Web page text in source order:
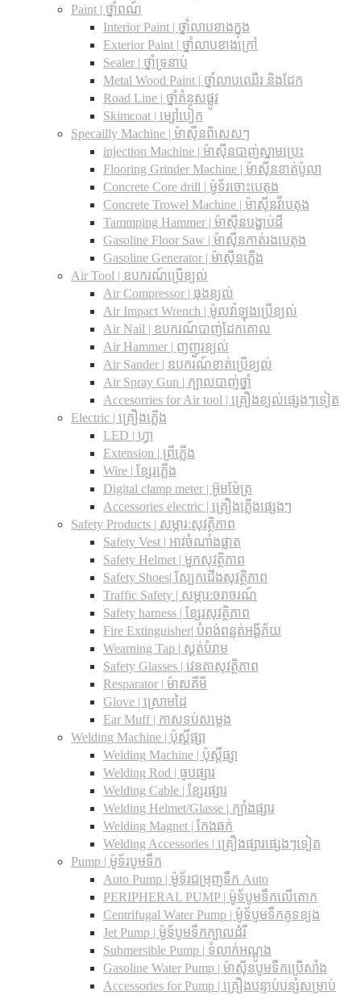
Paint | ថ្នាំពណ៍
Interior Paint | ថ្នាំលាបខាងក្នុង
Exterior Paint | ថ្នាំលាបខាងក្រៅ
Sealer | ថ្នាំទ្រនាប់
Metal Wood Paint | ថ្នាំលាបឈើរ និងដែក
Road Line | ថ្នាំគំនូសផ្លូវ
Skimcoat | ម្សៅបៀក
Specailly Machine | ម៉ាស៊ីនពិសេសៗ
injection Machine | ម៉ាស៊ីនបាញ់ស្នាមប្រេះ
Flooring Grinder Machine | ម៉ាស៊ីនខាត់ប៉ូលា
Concrete Core drill | ម៉ូទ័រចោះបេតុង
Concrete Trowel Machine | ម៉ាស៊ីនវីបេតុង
Tammping Hammer | ម៉ាស៊ីនបង្ហាប់ដី
Gasoline Floor Saw | ម៉ាស៊ីនកាត់រងបេតុង
Gasoline Generator | ម៉ាស៊ីនភ្លើង
Air Tool | ឧបករណ៍ប្រើខ្យល់
Air Compressor | ធុងខ្យល់
Air Impact Wrench | ម៉ូលវ៉ាឡុងប្រើខ្យល់
Air Nail | ឧបករណ៍បាញ់ដែកគោល
Air Hammer | ញញួរខ្យល់
Air Sander | ឧបករណ៍ខាត់ប្រើខ្យល់
Air Spray Gun | ក្បាលបាញ់ថ្នាំ
Accesorries for Air tool | គ្រឿងខ្យល់ផ្សេងៗទៀត
Electric | គ្រឿងភ្លើង
LED | ហ្វា
Extension | ព្រីភ្លើង
Wire | ខ្សែរភ្លើង
Digital clamp meter | អ៊ូមម៉ែត្រ
Accessories electric | គ្រឿងភ្លើងផ្សេងៗ
Safety Products | សម្ភារ:សុវត្ថិភាព
Safety Vest | អាវចំណាំងផ្លាត
Safety Helmet | មួកសុវត្ថិភាព
Safety Shoes| ស្បែកជើងសុវត្ថិភាព
Traffic Safety​ | សម្ភារ:ចរាចរណ៍
Safety harness | ខ្សែរសុវត្ថិភាព
Fire Extinguisher| បំពង់ពន្លត់អង្គីភ័យ
Wearning Tap | ស្គត់បំរាម
Safety Glasses | វេនតាសុវត្ថិភាព
Resparator | ម៉ាសគីមី
Glove | ស្រោមដៃ
Ear Muff | កាសទប់សម្លេង
Welding Machine | ប៉ុស្តិ៍ផ្សា
Welding Machine | ប៉ុស្តិ៍ផ្សា
Welding Rod | ធូបផ្សារ
Welding Cable | ខ្សែរផ្សារ
Welding Helmet/Glasse | ក្បាំងផ្សារ
Welding Magnet | កែងឆក់
Welding Accessories | គ្រឿងផ្សារផ្សេងៗទៀត
Pump | ម៉ូទ័របូមទឹក
Auto Pump | ម៉ូទ័រជម្រុញទឹក Auto
PERIPHERAL PUMP | ម៉ូទ័បូមទឹកលើគោក
Centrifugal Water Pump | ម៉ូទ័បូមទឹកគូទខ្យង
Jet Pump | ម៉ូទ័បូមទឹកក្បាលដំរី
Submersible Pump | ទំលាក់អណ្តូង
Gasoline Water Pump | ម៉ាស៊ីនបូមទឹកប្រើសាំង
Accessories for Pump | គ្រឿងបន្ទាប់បន្សំសម្រាប់